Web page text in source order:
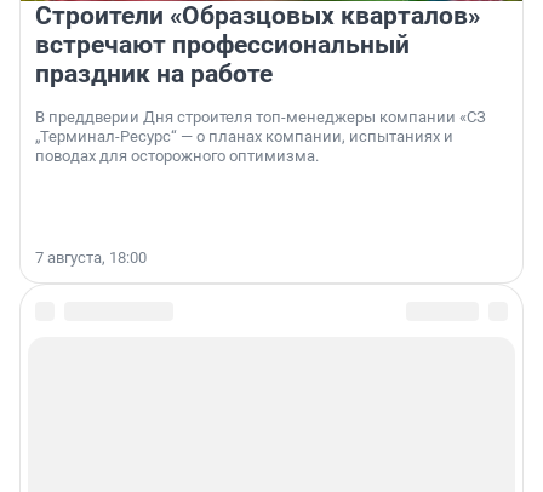
Строители «Образцовых кварталов»
встречают профессиональный
праздник на работе
В преддверии Дня строителя топ-менеджеры компании «СЗ
„Терминал-Ресурс“ — о планах компании, испытаниях и
поводах для осторожного оптимизма.
7 августа, 18:00